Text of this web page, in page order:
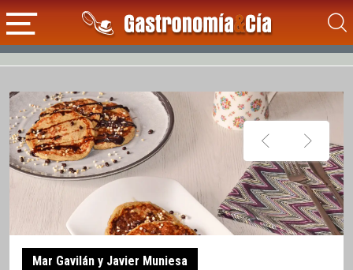
Mar Gavilán y Javier Muniesa